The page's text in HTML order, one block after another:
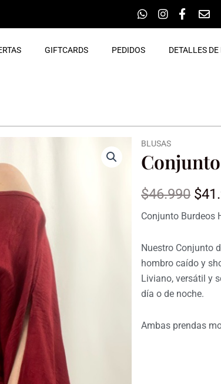
GIFTCARDS PEDIDOS DETALLES
BLUSAS
$46.990 El
era:
$
Conjunto Burdeos
Nuestro Conjunto
hombro caído y
Liviano, versátil y
día o de noche.
Ambas prendas